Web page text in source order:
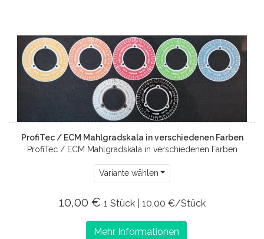
ProfiTec / ECM Mahlgradskala in verschiedenen Farben
ProfiTec / ECM Mahlgradskala in verschiedenen Farben
Variante wählen
10,00 € 1 Stück | 10,00 €/Stück
Mehr Informationen